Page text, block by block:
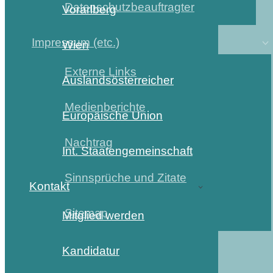
Datenschutzbeauftragter
Impressum (etc.)
Externe Links
Medienberichte
Nachtrag
Sinnsprüche und Zitate
Sitemap
Vorarlberg
Wien
Auslandsösterreicher
Europäische Union
Int. Staatengemeinschaft
Kontakt
Mitglied werden
Kandidatur